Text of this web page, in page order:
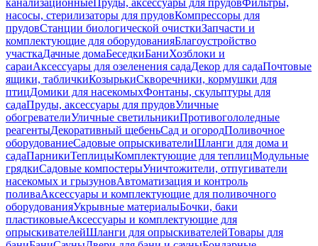
канализационныеПруды, аксессуары для прудовФильтры,
насосы, стерилизаторы для прудовКомпрессоры для
прудовСтанции биологической очисткиЗапчасти и
комплектующие для оборудованияБлагоустройство
участкаДачные домаБеседкиБаниХозблоки и
сараиАксессуары для озеленения садаДекор для садаПочтовые
ящики, табличкиКозырькиСкворечники, кормушки для
птицДомики для насекомыхФонтаны, скульптуры для
садаПруды, аксессуары для прудовУличные
обогревателиУличные светильникиПротивогололедные
реагентыДекоративный щебеньСад и огородПоливочное
оборудованиеСадовые опрыскивателиШланги для дома и
садаПарникиТеплицыКомплектующие для теплицМодульные
грядкиСадовые компостерыУничтожители, отпугиватели
насекомых и грызуновАвтоматизация и контроль
поливаАксессуары и комплектующие для поливочного
оборудованияУкрывные материалыБочки, баки
пластиковыеАксессуары и комплектующие для
опрыскивателейШланги для опрыскивателейТовары для